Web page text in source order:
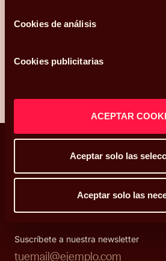
Cookies de análisis
Cookies publicitarias
ACEPTAR
Aceptar solo las
Aceptar solo las
Decisiones que enriquecen tu
Suscríbete a nuestra newsletter